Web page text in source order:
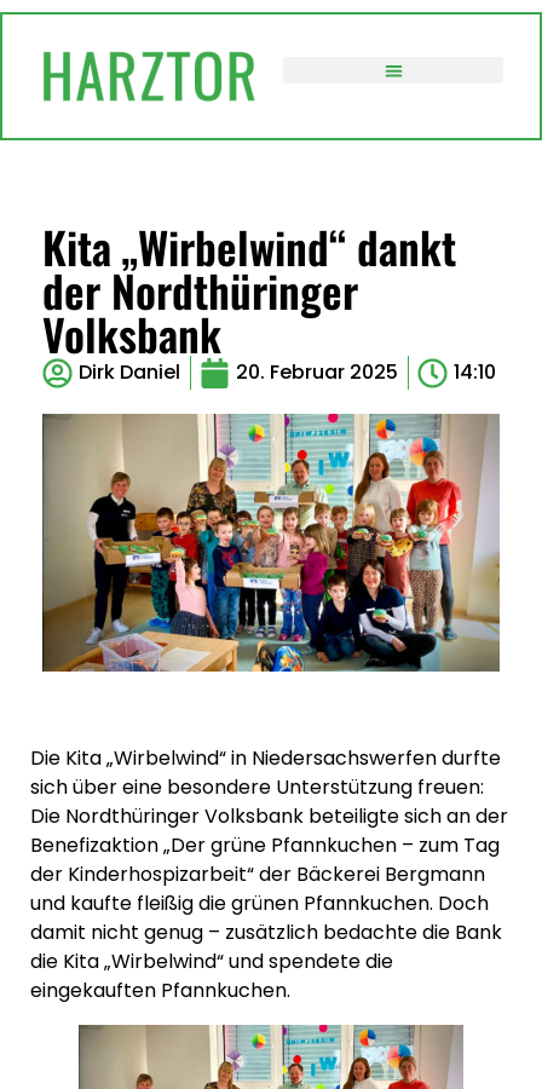
Kita „Wirbelwind“ dankt
der Nordthüringer
Volksbank
Dirk Daniel 20. Februar 2025 14:10
Die Kita „Wirbelwind“ in Niedersachswerfen durfte
sich über eine besondere Unterstützung freuen:
Die Nordthüringer Volksbank beteiligte sich an der
Benefizaktion „Der grüne Pfannkuchen – zum Tag
der Kinderhospizarbeit“ der Bäckerei Bergmann
und kaufte fleißig die grünen Pfannkuchen. Doch
damit nicht genug – zusätzlich bedachte die Bank
die Kita „Wirbelwind“ und spendete die
eingekauften Pfannkuchen.